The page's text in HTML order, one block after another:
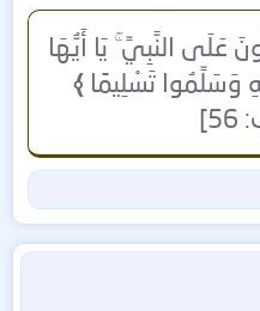
عَلَى النَّبِيِّ ۚ يَا أَيُّهَا
وَسَلِّمُوا تَسْلِيمًا﴾